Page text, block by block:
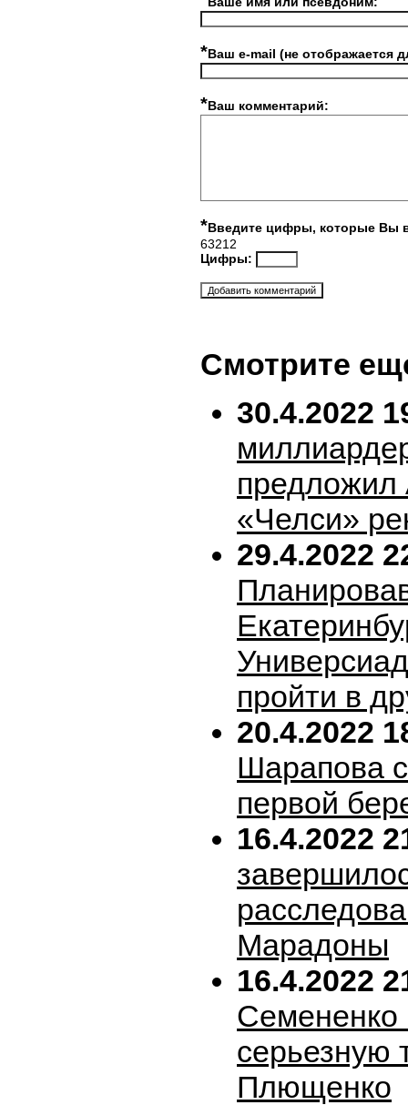
*Ваш e-mail (не отображается
*Ваш комментарий:
*Введите цифры, которые Вы
63212
Цифры:
Смотрите
30.4.2022
предложил
«Челси»
29.4.2022
пройти в
20.4.2022
Шарапова
первой
16.4.2022
Марадоны
16.4.2022
Семененко
серьезную
Плющенко